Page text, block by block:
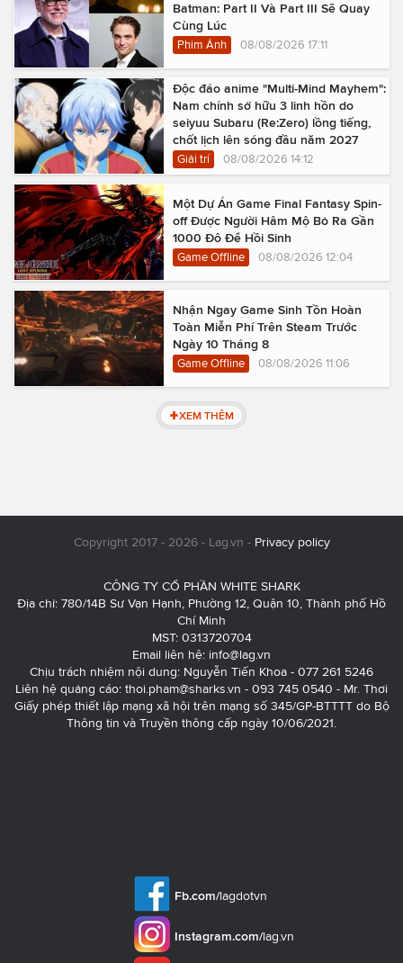
Batman: Part II Và Part III Sẽ Quay
Cùng Lúc
Phim Ảnh 08/08/2026 17:11
Độc đáo anime "Multi-Mind Mayhem":
Nam chính sở hữu 3 linh hồn do
seiyuu Subaru (Re:Zero) lồng tiếng,
chốt lịch lên sóng đầu năm 2027
Giải trí 08/08/2026 14:12
Một Dự Án Game Final Fantasy Spin-
off Được Người Hâm Mộ Bỏ Ra Gần
1000 Đô Để Hồi Sinh
Game Offline 08/08/2026 12:04
Nhận Ngay Game Sinh Tồn Hoàn
Toàn Miễn Phí Trên Steam Trước
Ngày 10 Tháng 8
Game Offline 08/08/2026 11:06
XEM THÊM
Copyright 2017 - 2026 - Lag.vn - Privacy policy
CÔNG TY CỔ PHẦN WHITE SHARK
Địa chỉ: 780/14B Sư Vạn Hạnh, Phường 12, Quận 10, Thành phố Hồ
Chí Minh
MST: 0313720704
Email liên hệ: info@lag.vn
Chịu trách nhiệm nội dung: Nguyễn Tiến Khoa - 077 261 5246
Liên hệ quảng cáo: thoi.pham@sharks.vn - 093 745 0540 - Mr. Thơi
Giấy phép thiết lập mạng xã hội trên mạng số 345/GP-BTTTT do Bộ
Thông tin và Truyền thông cấp ngày 10/06/2021.
Fb.com/lagdotvn
Instagram.com/lag.vn